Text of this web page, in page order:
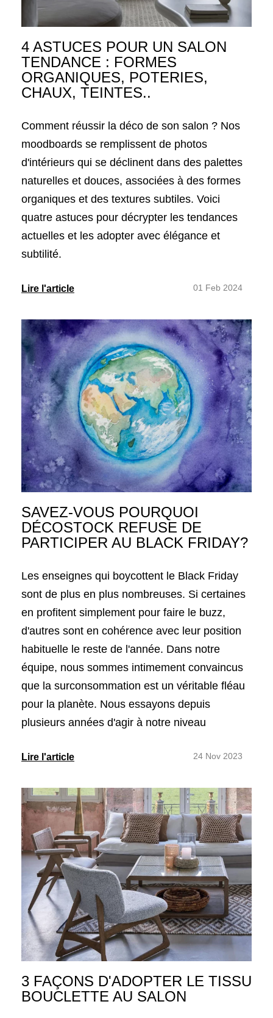
4 ASTUCES POUR UN SALON
TENDANCE : FORMES
ORGANIQUES, POTERIES,
CHAUX, TEINTES..
Comment réussir la déco de son salon ? Nos
moodboards se remplissent de photos
d'intérieurs qui se déclinent dans des palettes
naturelles et douces, associées à des formes
organiques et des textures subtiles. Voici
quatre astuces pour décrypter les tendances
actuelles et les adopter avec élégance et
subtilité.
Lire l'article 01 Feb 2024
SAVEZ-VOUS POURQUOI
DÉCOSTOCK REFUSE DE
PARTICIPER AU BLACK FRIDAY?
Les enseignes qui boycottent le Black Friday
sont de plus en plus nombreuses. Si certaines
en profitent simplement pour faire le buzz,
d'autres sont en cohérence avec leur position
habituelle le reste de l'année. Dans notre
équipe, nous sommes intimement convaincus
que la surconsommation est un véritable fléau
pour la planète. Nous essayons depuis
plusieurs années d'agir à notre niveau
Lire l'article 24 Nov 2023
3 FAÇONS D'ADOPTER LE TISSU
BOUCLETTE AU SALON